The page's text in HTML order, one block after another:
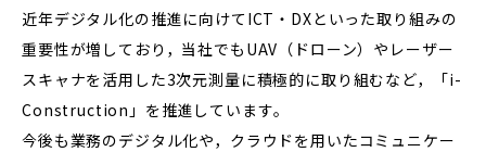
近年デジタル化の推進に向けてICT・DXといった取り組みの
重要性が増しており，当社でもUAV（ドローン）やレーザー
スキャナを活用した3次元測量に積極的に取り組むなど，「i-
Construction」を推進しています。
今後も業務のデジタル化や，クラウドを用いたコミュニケー